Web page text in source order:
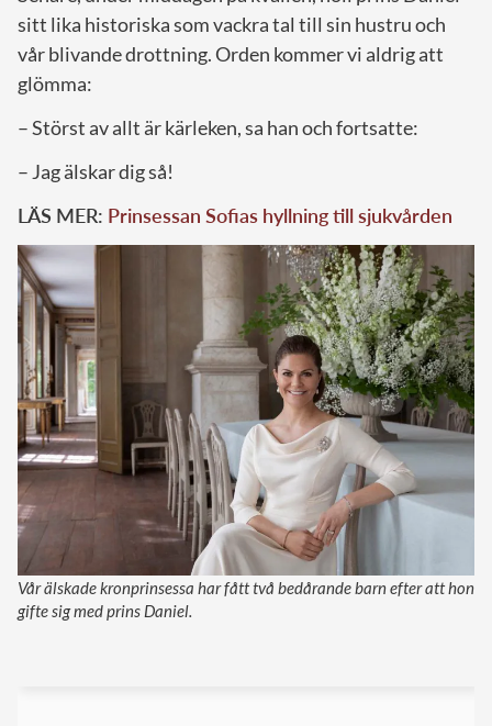
sitt lika historiska som vackra tal till sin hustru och
vår blivande drottning. Orden kommer vi aldrig att
glömma:
– Störst av allt är kärleken, sa han och fortsatte:
– Jag älskar dig så!
LÄS MER: Prinsessan Sofias hyllning till sjukvården
Vår älskade kronprinsessa har fått två bedårande barn efter att hon
gifte sig med prins Daniel.